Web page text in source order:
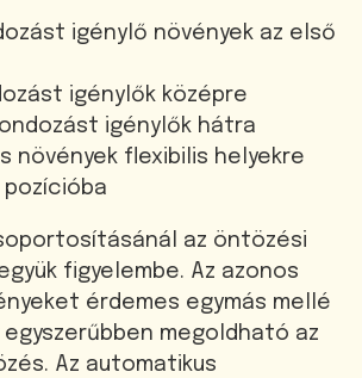
igénylő növények az első
igénylők középre
igénylők hátra
növények flexibilis helyekre
pozícióba
az öntözési
figyelembe. Az azonos
érdemes egymás mellé
megoldható az
Az automatikus